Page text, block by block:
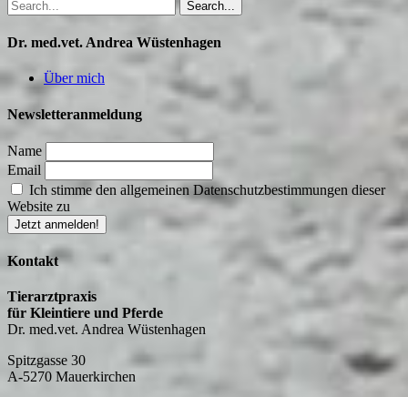
Dr. med.vet. Andrea Wüstenhagen
Über mich
Newsletteranmeldung
Name
Email
Ich stimme den allgemeinen Datenschutzbestimmungen dieser
Website zu
Kontakt
Tierarztpraxis
für Kleintiere und Pferde
Dr. med.vet. Andrea Wüstenhagen
Spitzgasse 30
A-5270 Mauerkirchen